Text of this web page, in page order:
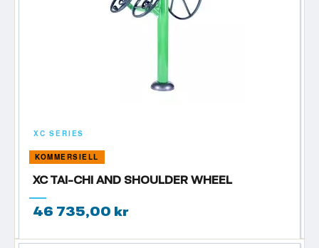
XC SERIES
KOMMERSIELL
XC TAI-CHI AND SHOULDER WHEEL
46 735,00 kr